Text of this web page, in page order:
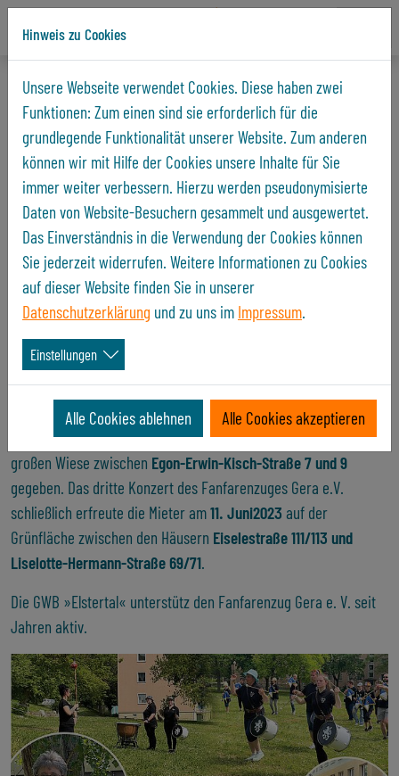
Direkt zur Hauptnavigation springen
Direkt zum Inhalt springen
Öffentlich Proben für den großen Musik-Contest
11.06.2023
Den Musikerinnen und Musikern des Fanfarenzug Gera e. V. bot
die GWB »Elstertal« im Vorfeld des großen Musik-Contests die
Möglichkeit, ihr Repertoire öffentlich zu proben. Dazu lud die
GWB »Elstertal« ihre Mieter zu drei Sonntagskonzerten mit
„Probecharakter” ein. Es ergab sich dadurch eine tolle
Interaktion zwischen Musikern und Publikum, die für beide
Seiten ein Gewinn war.
Sonntag, den23. April 2023, gab der Fanfarenzug am
Nachmittag das erste Konzert auf der Grünanlage imSonnenhof
Das zweite Konzert wurde am Sonntag, den21. Mai2023auf der
großen Wiese zwischen Egon-Erwin-Kisch-Straße 7 und 9
gegeben. Das dritte Konzert des Fanfarenzuges Gera e.V.
schließlich erfreute die Mieter am11. Juni2023 auf der
Grünfläche zwischen den Häusern Eiselestraße 111/113 und
Liselotte-Hermann-Straße 69/71
Die GWB »Elstertal« unterstütz den Fanfarenzug Gera e. V. seit
Jahren aktiv.
Hinweis zu Cookies
Unsere Webseite verwendet Cookies. Diese haben zwei
Funktionen: Zum einen sind sie erforderlich für die
grundlegende Funktionalität unserer Website. Zum anderen
können wir mit Hilfe der Cookies unsere Inhalte für Sie
immer weiter verbessern. Hierzu werden pseudonymisierte
Daten von Website-Besuchern gesammelt und ausgewertet.
Das Einverständnis in die Verwendung der Cookies können
Sie jederzeit widerrufen. Weitere Informationen zu Cookies
auf dieser Website finden Sie in unserer
Datenschutzerklärung und zu uns im Impressum.
Einstellungen
Alle Cookies ablehnen Alle Cookies akzeptieren